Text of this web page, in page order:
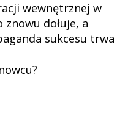
wewnętrznej w
dołuje, a
sukcesu trwa